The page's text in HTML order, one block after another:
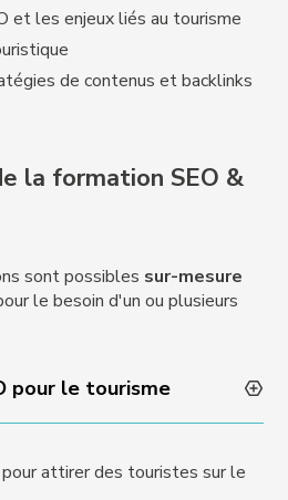
et les enjeux liés au tourisme
de contenus et backlinks
la formation SEO &
sont possibles sur-mesure
le besoin d'un ou plusieurs
pour le tourisme
attirer des touristes sur le